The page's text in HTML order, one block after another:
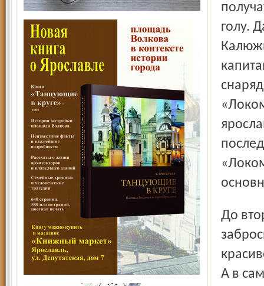
голу.
До второго перерыва «железнодорожникам» удалось
А в